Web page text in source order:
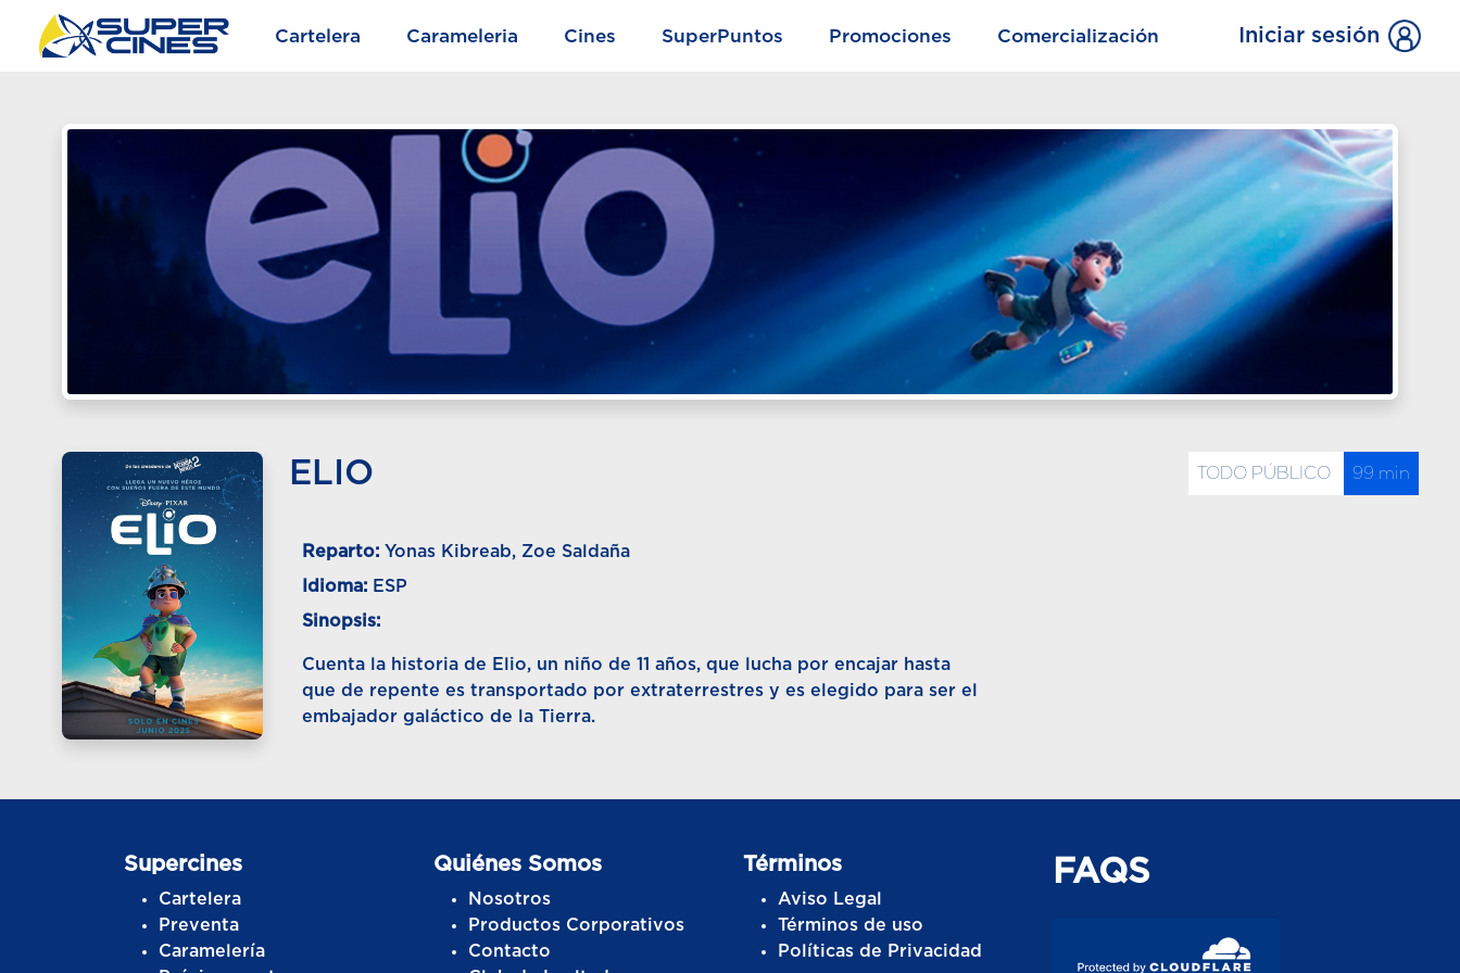
Cartelera Carameleria Cines SuperPuntos Promociones Comercialización Iniciar sesión
ELIO TODO PÚBLICO 99 min
Reparto: Yonas Kibreab, Zoe Saldaña
Idioma: ESP
Sinopsis:
Cuenta la historia de Elio, un niño de 11 años, que lucha por encajar hasta
que de repente es transportado por extraterrestres y es elegido para ser el
embajador galáctico de la Tierra.
Supercines
Cartelera
Preventa
Caramelería
Quiénes Somos
Nosotros
Productos Corporativos
Contacto
Términos
Aviso Legal
Términos de uso
Políticas de Privacidad
FAQS